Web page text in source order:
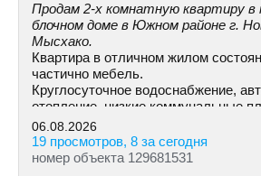
Продам 2-х комнатную квартиру в
блочном доме в Южном районе г.
Мысхако.
Квартира в отличном жилом
частично мебель.
Круглосуточное водоснабжение,
отопление, низкие коммунальные
06.08.2026
19 просмотров, 8 за сегодня
номер объекта 129681531